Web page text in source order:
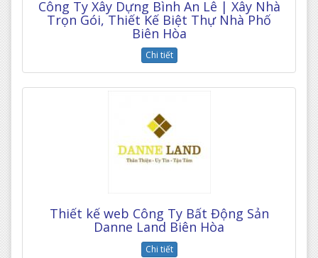
Công Ty Xây Dựng Bình An Lê | Xây Nhà
Trọn Gói, Thiết Kế Biệt Thự Nhà Phố
Biên Hòa
Chi tiết
Thiết kế web Công Ty Bất Động Sản
Danne Land Biên Hòa
Chi tiết